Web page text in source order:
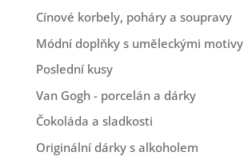
Cínové korbely, poháry a soupravy
Módní doplňky s uměleckými motivy
Poslední kusy
Van Gogh - porcelán a dárky
Čokoláda a sladkosti
Originální dárky s alkoholem